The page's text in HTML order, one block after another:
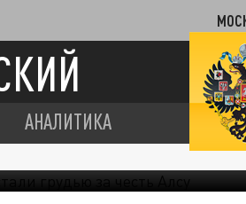
АНАЛИТИКА